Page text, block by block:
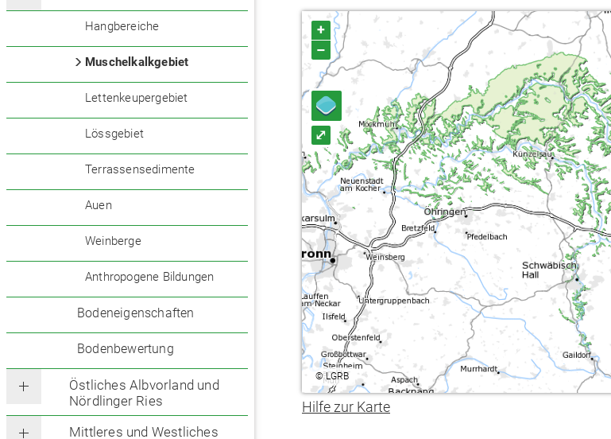
Hangbereiche
Muschelkalkgebiet
Lettenkeupergebiet
Lössgebiet
Terrassensedimente
Auen
Weinberge
Anthropogene Bildungen
Bodeneigenschaften
Bodenbewertung
Östliches Albvorland und
Nördlinger Ries
Mittleres und Westliches
+
–
⤢
©LGRB
Hilfe zur Karte